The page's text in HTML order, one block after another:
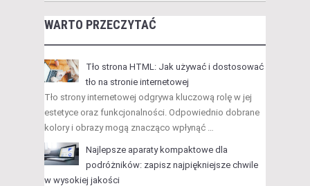
WARTO PRZECZYTAĆ
Tło strona HTML: Jak używać i dostosować
tło na stronie internetowej
Tło strony internetowej odgrywa kluczową rolę w jej
estetyce oraz funkcjonalności. Odpowiednio dobrane
kolory i obrazy mogą znacząco wpłynąć …
Najlepsze aparaty kompaktowe dla
podróżników: zapisz najpiękniejsze chwile
w wysokiej jakości